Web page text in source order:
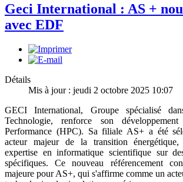
Geci International : AS +
avec EDF
Détails
Mis à jour : jeudi 2 octobre 2025 10:07
GECI International, Groupe spécialisé
Technologie, renforce son
Performance (HPC). Sa filiale AS+ a été
acteur majeur de la transition
expertise en informatique scientifique sur
spécifiques. Ce nouveau référencement
majeure pour AS+, qui s'affirme comme un